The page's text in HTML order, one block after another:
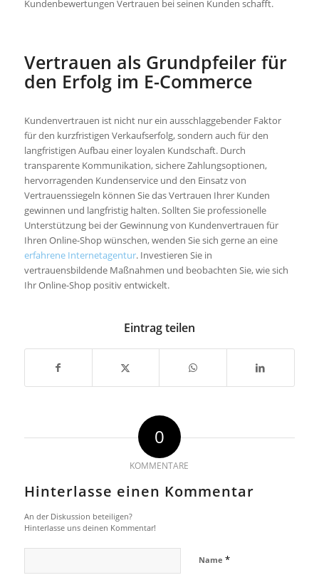
Kundenbewertungen Vertrauen bei seinen Kunden schafft.
Vertrauen als Grundpfeiler für
den Erfolg im E-Commerce
Kundenvertrauen ist nicht nur ein ausschlaggebender Faktor
für den kurzfristigen Verkaufserfolg, sondern auch für den
langfristigen Aufbau einer loyalen Kundschaft. Durch
transparente Kommunikation, sichere Zahlungsoptionen,
hervorragenden Kundenservice und den Einsatz von
Vertrauenssiegeln können Sie das Vertrauen Ihrer Kunden
gewinnen und langfristig halten. Sollten Sie professionelle
Unterstützung bei der Gewinnung von Kundenvertrauen für
Ihren Online-Shop wünschen, wenden Sie sich gerne an eine
erfahrene Internetagentur. Investieren Sie in
vertrauensbildende Maßnahmen und beobachten Sie, wie sich
Ihr Online-Shop positiv entwickelt.
Eintrag teilen
0
KOMMENTARE
Hinterlasse einen Kommentar
An der Diskussion beteiligen?
Hinterlasse uns deinen Kommentar!
Name *